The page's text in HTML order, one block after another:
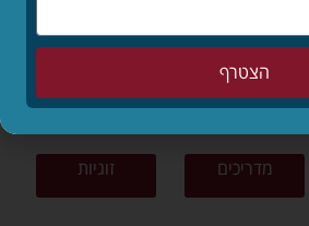
פרשת שבוע סיפורים
מדריכים זוגיות
הצטרף